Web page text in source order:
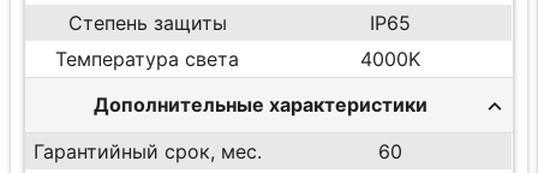
Степень защиты
IP65
Температура света
4000K
Дополнительные характеристики
Гарантийный срок, мес.
60